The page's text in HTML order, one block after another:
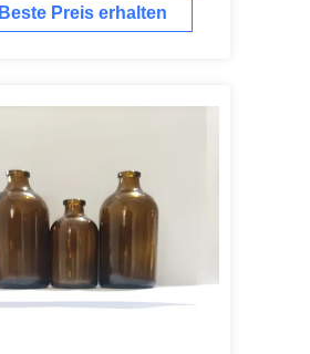
Beste Preis erhalten